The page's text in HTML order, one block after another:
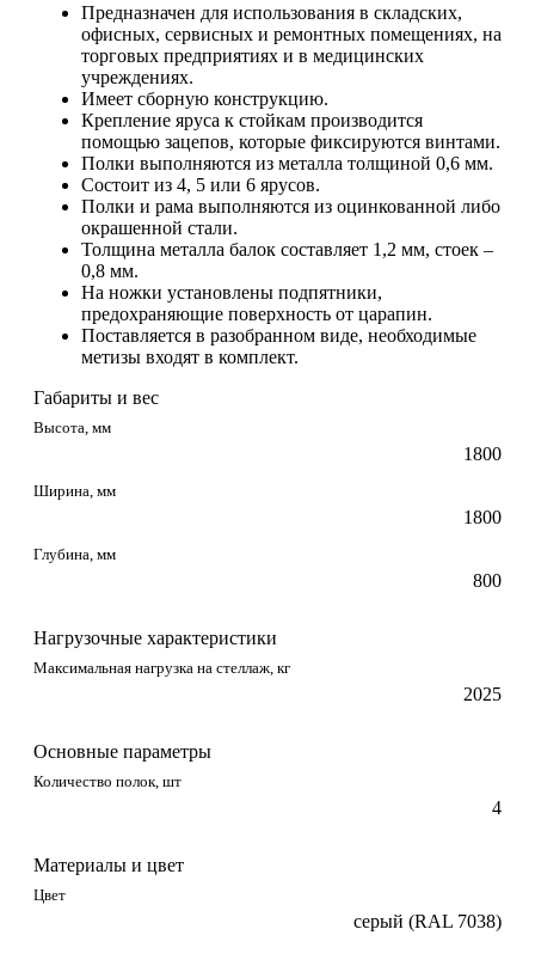
Предназначен для использования в складских,
офисных, сервисных и ремонтных помещениях, на
торговых предприятиях и в медицинских
учреждениях.
Имеет сборную конструкцию.
Крепление яруса к стойкам производится
помощью зацепов, которые фиксируются винтами.
Полки выполняются из металла толщиной 0,6 мм.
Состоит из 4, 5 или 6 ярусов.
Полки и рама выполняются из оцинкованной либо
окрашенной стали.
Толщина металла балок составляет 1,2 мм, стоек –
0,8 мм.
На ножки установлены подпятники,
предохраняющие поверхность от царапин.
Поставляется в разобранном виде, необходимые
метизы входят в комплект.
Габариты и вес
Высота, мм
1800
Ширина, мм
1800
Глубина, мм
800
Нагрузочные характеристики
Максимальная нагрузка на стеллаж, кг
2025
Основные параметры
Количество полок, шт
4
Материалы и цвет
Цвет
серый (RAL 7038)